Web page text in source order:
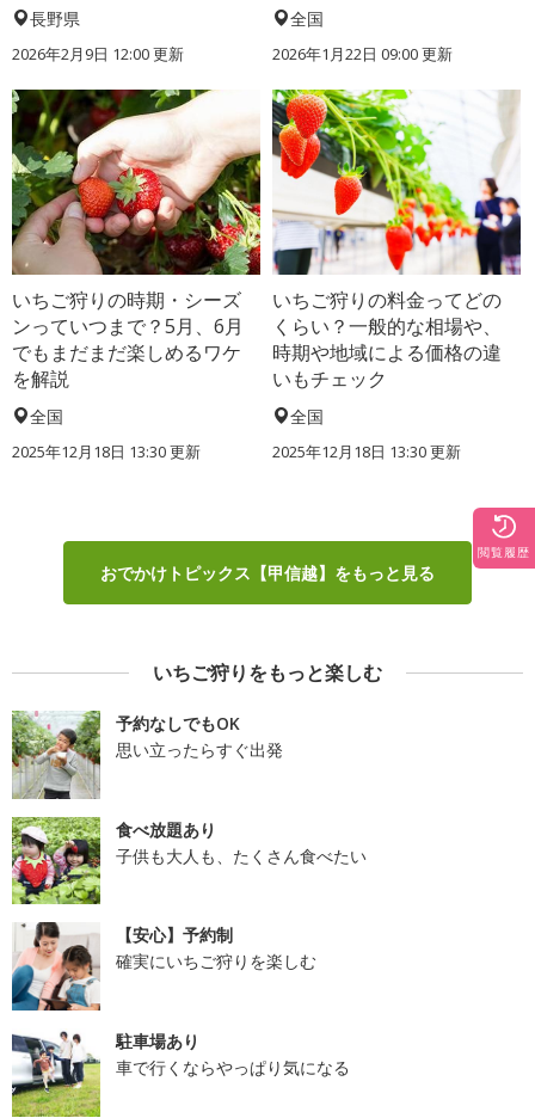
長野県
2026年2月9日 12:00 更新
全国
2026年1月22日 09:00 更新
いちご狩りの時期・シーズ
ンっていつまで？5月、6月
でもまだまだ楽しめるワケ
を解説
全国
2025年12月18日 13:30 更新
いちご狩りの料金ってどの
くらい？一般的な相場や、
時期や地域による価格の違
いもチェック
全国
2025年12月18日 13:30 更新
おでかけトピックス【甲信越】をもっと見る
いちご狩りをもっと楽しむ
予約なしでもOK
思い立ったらすぐ出発
食べ放題あり
子供も大人も、たくさん食べたい
【安心】予約制
確実にいちご狩りを楽しむ
駐車場あり
車で行くならやっぱり気になる
閲覧履歴